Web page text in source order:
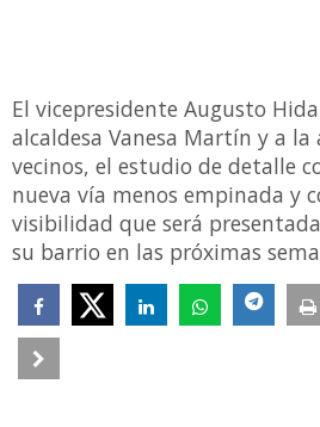
El vicepresidente Augusto
alcaldesa Vanesa Martín y a la
vecinos, el estudio de detalle
nueva vía menos empinada y
visibilidad que será
su barrio en las próximas